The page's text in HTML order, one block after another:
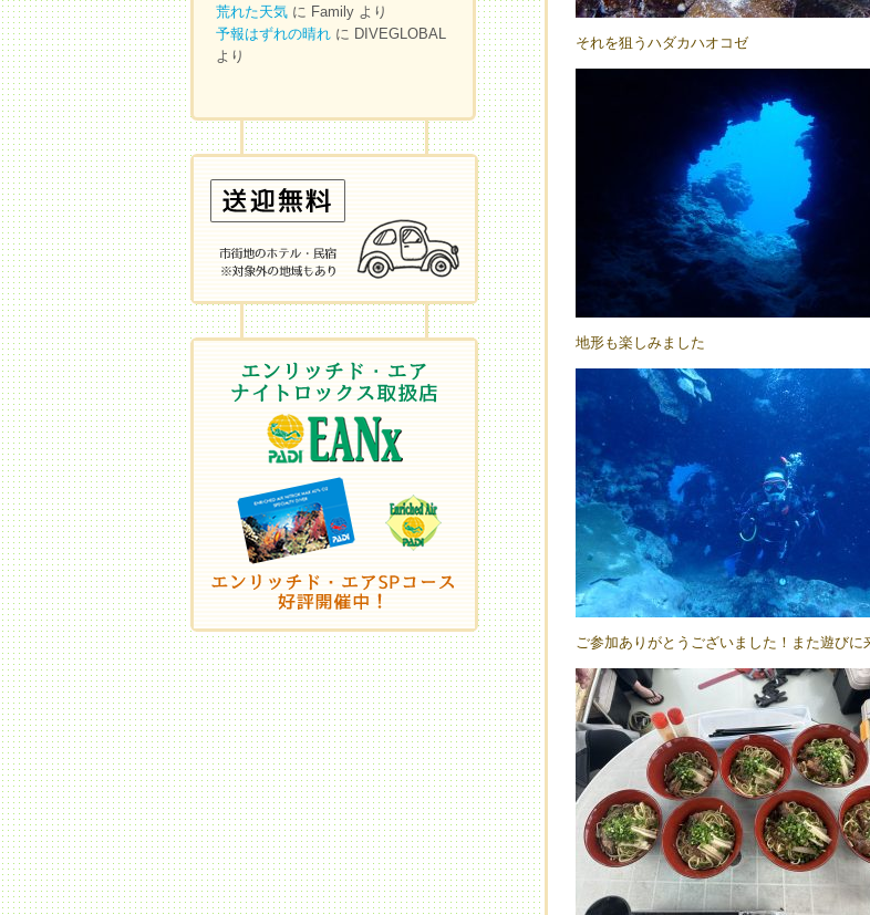
荒れた天気 に Family より
予報はずれの晴れ に DIVEGLOBAL
より
それを狙うハダカハオコゼ
地形も楽しみました
ご参加ありがとうございました！また遊びに